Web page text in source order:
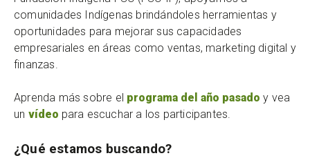
comunidades Indígenas brindándoles herramientas y
oportunidades para mejorar sus capacidades
empresariales en áreas como ventas, marketing digital y
finanzas.
Aprenda más sobre el programa del año pasado y vea
un vídeo para escuchar a los participantes.
¿Qué estamos buscando?